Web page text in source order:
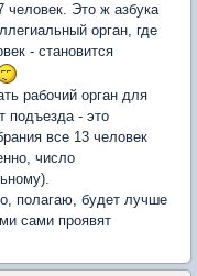
человек. Это ж азбука
орган, где
- становится
рабочий орган для
подъезда - это
все 13 человек
число
полагаю, будет лучше
сами проявят